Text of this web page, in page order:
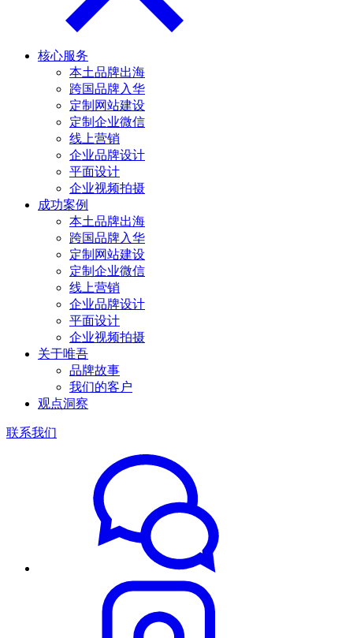
核心服务
本土品牌出海
跨国品牌入华
定制网站建设
定制企业微信
线上营销
企业品牌设计
平面设计
企业视频拍摄
成功案例
本土品牌出海
跨国品牌入华
定制网站建设
定制企业微信
线上营销
企业品牌设计
平面设计
企业视频拍摄
关于唯吾
品牌故事
我们的客户
观点洞察
联系我们